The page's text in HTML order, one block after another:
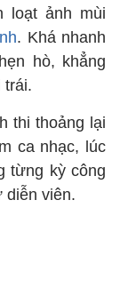
loạt ảnh mùi
. Khá nhanh
hò, khẳng
trái.
thi thoảng lại
ca nhạc, lúc
từng kỳ công
diễn viên.